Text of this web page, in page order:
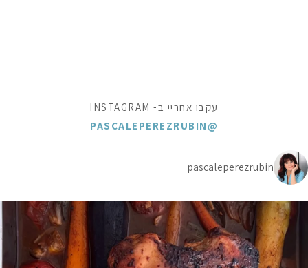
עקבו אחריי ב- INSTAGRAM
@PASCALEPEREZRUBIN
pascaleperezrubin